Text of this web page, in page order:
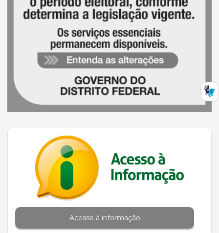
Acesso à informação